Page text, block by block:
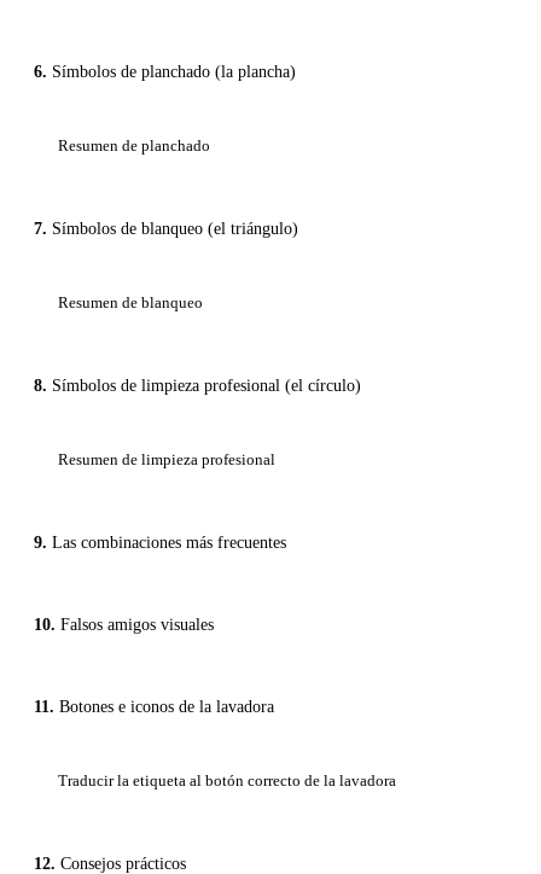
Símbolos de planchado (la plancha)
Resumen de planchado
Símbolos de blanqueo (el triángulo)
Resumen de blanqueo
Símbolos de limpieza profesional (el círculo)
Resumen de limpieza profesional
Las combinaciones más frecuentes
Falsos amigos visuales
Botones e iconos de la lavadora
Traducir la etiqueta al botón correcto de la lavadora
Consejos prácticos